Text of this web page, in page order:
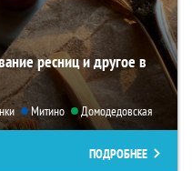
ресниц и другое в
Митино Домодедовская
ПОДРОБНЕЕ